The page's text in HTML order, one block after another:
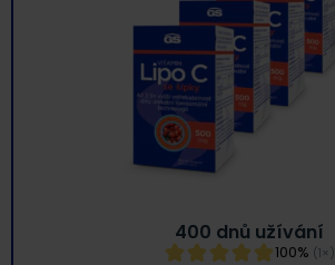
400 dnů užívání
100% (1×)